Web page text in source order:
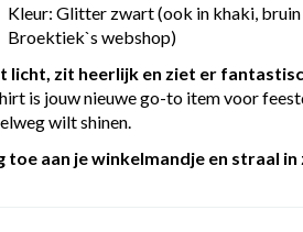
Kleur: Glitter zwart (ook in khaki,
Broektiek`s webshop)
licht, zit heerlijk en ziet er
is jouw nieuwe go-to item voor
wilt shinen.
toe aan je winkelmandje en straal